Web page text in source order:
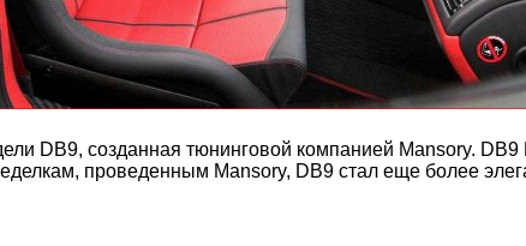
DB9, созданная тюнинговой компанией Mansory.
проведенным Mansory, DB9 стал еще более